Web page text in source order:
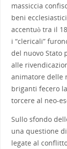
massiccia
beni
accentuò tra il
i “clericali”
del nuovo Stato
alle
animatore delle
briganti fecero
torcere al neo-
Sullo sfondo
una questione
legate al